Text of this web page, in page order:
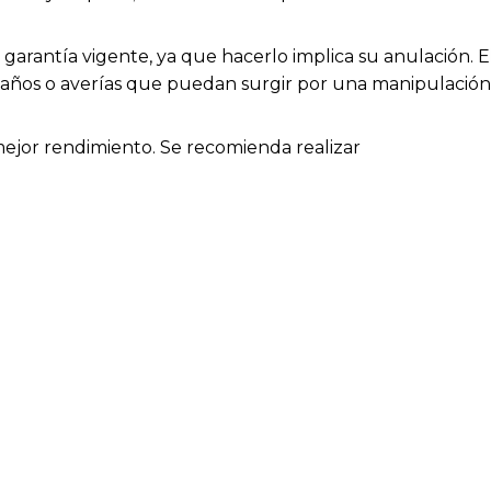
vigente, ya que hacerlo implica su anulación. El
o averías que puedan surgir por una manipulación
rendimiento. Se recomienda realizar